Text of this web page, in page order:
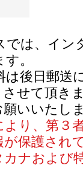
では、イン
。
は後日郵送
せて頂き
願いいたし
り、第３
保護され
ナおよび